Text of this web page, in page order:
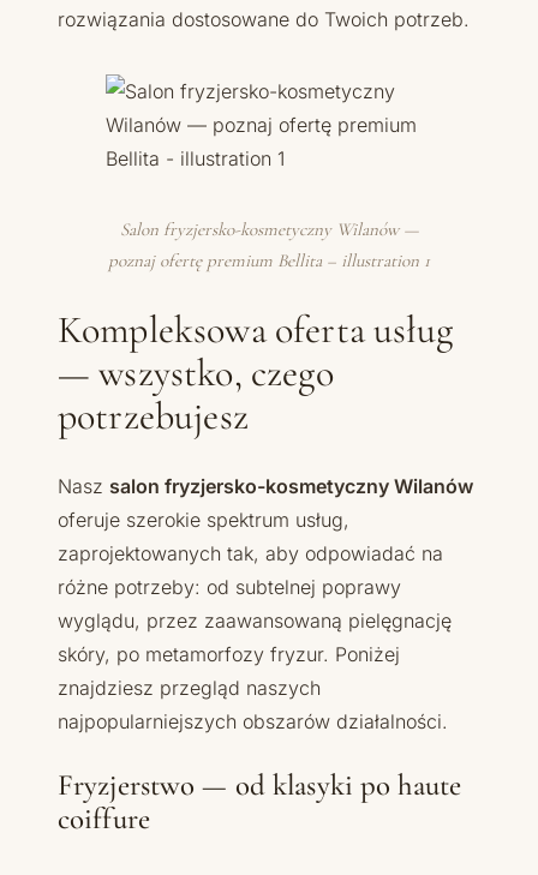
rozwiązania dostosowane do Twoich potrzeb.
Salon fryzjersko-kosmetyczny Wilanów —
poznaj ofertę premium Bellita – illustration 1
Kompleksowa oferta usług
— wszystko, czego
potrzebujesz
Nasz salon fryzjersko-kosmetyczny Wilanów
oferuje szerokie spektrum usług,
zaprojektowanych tak, aby odpowiadać na
różne potrzeby: od subtelnej poprawy
wyglądu, przez zaawansowaną pielęgnację
skóry, po metamorfozy fryzur. Poniżej
znajdziesz przegląd naszych
najpopularniejszych obszarów działalności.
Fryzjerstwo — od klasyki po haute
coiffure